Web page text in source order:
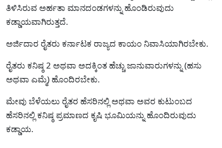
ತಿಳಿಸಿರುವ ಅರ್ಹತಾ ಮಾನದಂಡಗಳನ್ನು ಹೊಂಡಿರುವುದು
ಕಡ್ಡಾಯವಾಗಿರುತ್ತದೆ.
ಅರ್ಜಿದಾರ ರೈತರು ಕರ್ನಾಟಕ ರಾಜ್ಯದ ಕಾಯಂ ನಿವಾಸಿಯಾಗಿರಬೇಕು.
ರೈತರು ಕನಿಷ್ಠ 2 ಅಥವಾ ಅದಕ್ಕಿಂತ ಹೆಚ್ಚು ಜಾನುವಾರುಗಳನ್ನು (ಹಸು
ಅಥವಾ ಎಮ್ಮೆ) ಹೊಂದಿರಬೇಕು.
ಮೇವು ಬೆಳೆಯಲು ರೈತರ ಹೆಸರಿನಲ್ಲಿ ಅಥವಾ ಅವರ ಕುಟುಂಬದ
ಹೆಸರಿನಲ್ಲಿ ಕನಿಷ್ಠ ಪ್ರಮಾಣದ ಕೃಷಿ ಭೂಮಿಯನ್ನು ಹೊಂದಿರುವುದು
ಕಡ್ಡಾಯ.